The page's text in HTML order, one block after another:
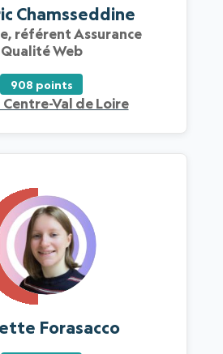
Chamsseddine
référent Assurance
Qualité Web
908 points
Centre-Val de Loire
Forasacco